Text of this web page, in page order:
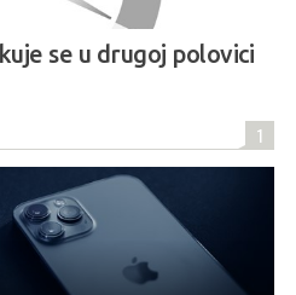
se u drugoj polovici
1